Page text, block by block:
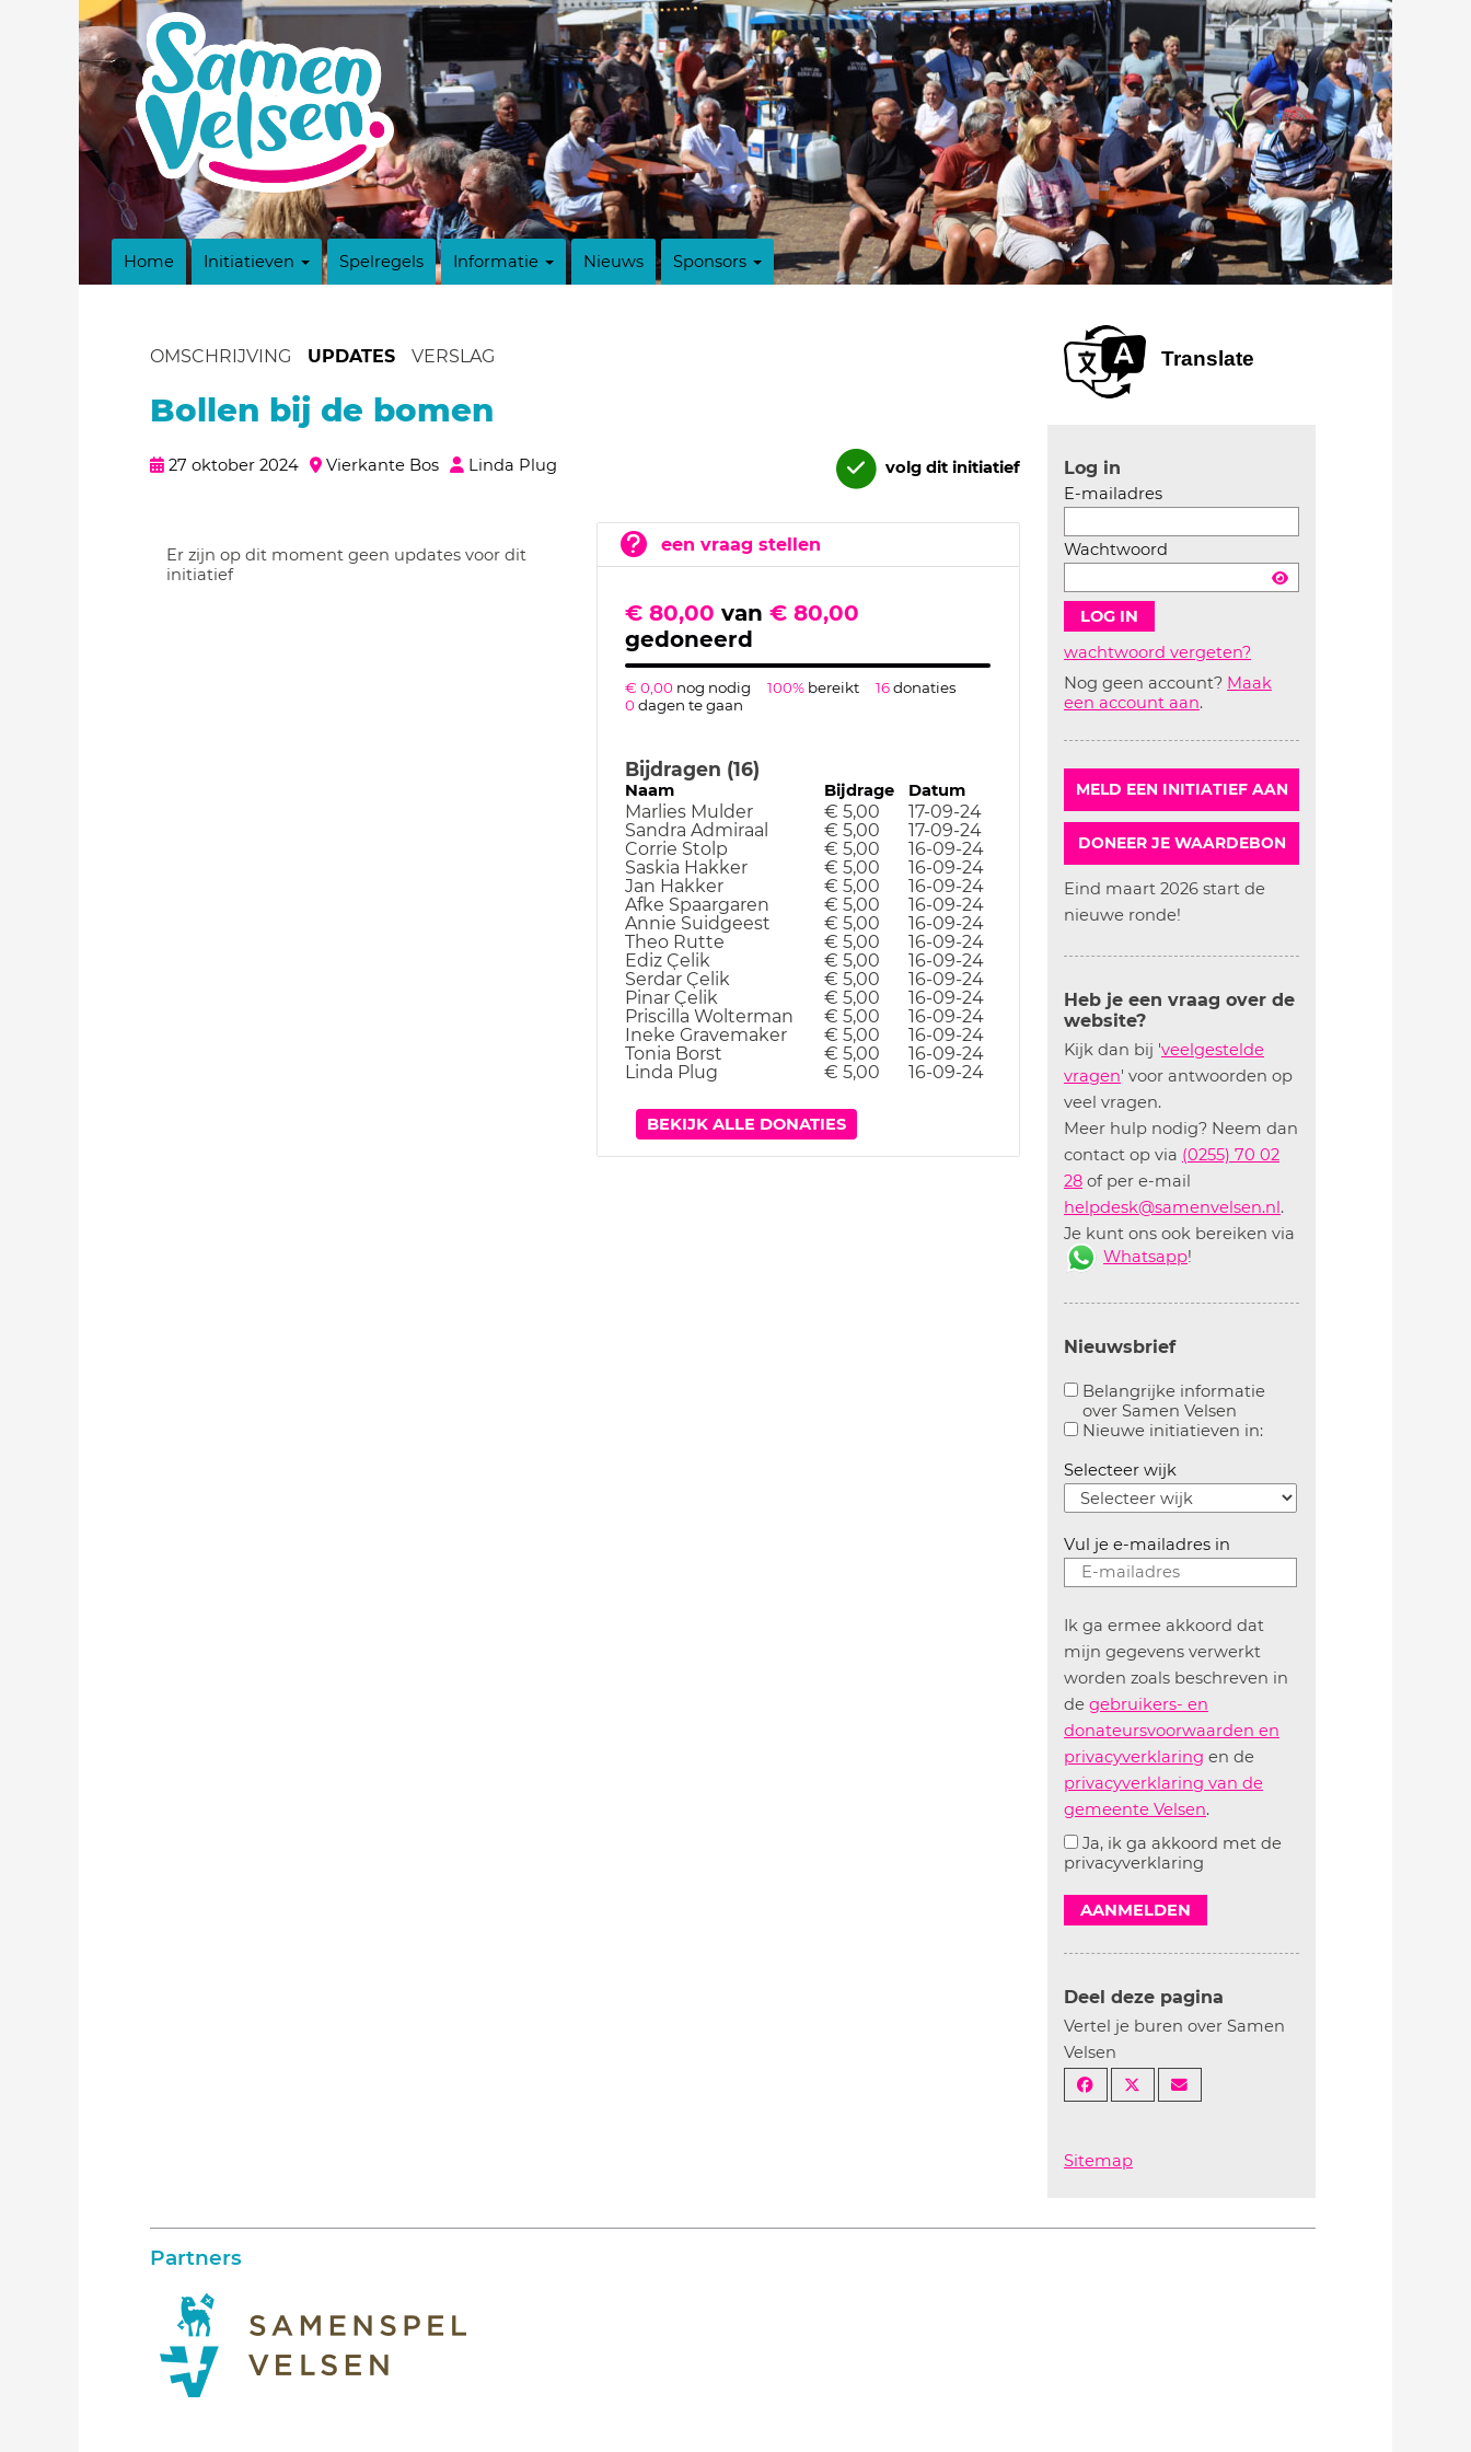
Home Initiatieven Spelregels Informatie Nieuws Sponsors
OMSCHRIJVING UPDATES VERSLAG
Bollen bij de bomen
27 oktober 2024 Vierkante Bos Linda Plug volg dit initiatief
Er zijn op dit moment geen updates voor dit
initiatief
een vraag stellen
€ 80,00 van € 80,00
gedoneerd
€ 0,00 nog nodig 100% bereikt 16donaties
0dagen te gaan
Bijdragen (16)
Naam Bijdrage Datum
Marlies Mulder € 5,00
17-09-24
Sandra Admiraal
€ 5,00
17-09-24
Corrie Stolp
€ 5,00
16-09-24
Saskia Hakker
€ 5,00
16-09-24
Jan Hakker
€ 5,00
16-09-24
Afke Spaargaren
€ 5,00
16-09-24
Annie Suidgeest
€ 5,00
16-09-24
Theo Rutte
€ 5,00
16-09-24
Ediz Çelik
€ 5,00
16-09-24
Serdar Çelik
€ 5,00
16-09-24
Pinar Çelik
€ 5,00
16-09-24
Priscilla Wolterman
€ 5,00
16-09-24
Ineke Gravemaker
€ 5,00
16-09-24
Tonia Borst
€ 5,00
16-09-24
Linda Plug
€ 5,00 16-09-24
BEKIJK ALLE DONATIES
Translate
Log in
E-mailadres
Wachtwoord
wachtwoord vergeten?
Nog geen account? Maak
een account aan.
MELD EEN INITIATIEF AAN
DONEER JE WAARDEBON
Eind maart 2026 start de
nieuwe ronde!
Heb je een vraag over de
website?
Kijk dan bij 'veelgestelde
vragen' voor antwoorden op
veel vragen.
Meer hulp nodig? Neem dan
contact op via (0255) 70 02
28 of per e-mail
helpdesk@samenvelsen.nl.
Je kunt ons ook bereiken via
Whatsapp!
Nieuwsbrief
Belangrijke informatie
over Samen Velsen
Aanvinken om belangrijke informatie over
Nieuwe initiatieven in:Aanvinken om
Selecteer wijk
Vul je e-mailadres in
Ik ga ermee akkoord dat
mijn gegevens verwerkt
worden zoals beschreven in
de gebruikers- en
donateursvoorwaarden en
privacyverklaring en de
privacyverklaring van de
gemeente Velsen.
Ja, ik ga akkoord met de
privacyverklaring
AANMELDEN
Deel deze pagina
Vertel je buren over Samen
Velsen
Sitemap
Partners